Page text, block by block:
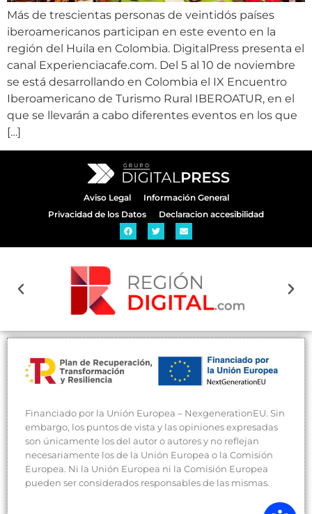
Más de trescientas personas de veintidós países
iberoamericanos participan en este evento en la
región del Huila en Colombia. DigitalPress presenta el
canal Experienciacafe.com. Del 5 al 10 de noviembre
se está desarrollando en Colombia el IX Encuentro
Iberoamericano de Turismo Rural IBEROATUR, en el
que se llevarán a cabo diferentes eventos en los que
[…]
Aviso Legal
Información General
Privacidad de los Datos
Declaracion accesibilidad
Financiado por la Unión Europea – NexgenerationEU. Sin
embargo, los puntos de vista y las opiniones expresadas
son únicamente los del autor o autores y no reflejan
necesariamente los de la Unión Europea o la Comisión
Europea. Ni la Unión Europea ni la Comisión Europea
pueden ser considerados responsables de las mismas.